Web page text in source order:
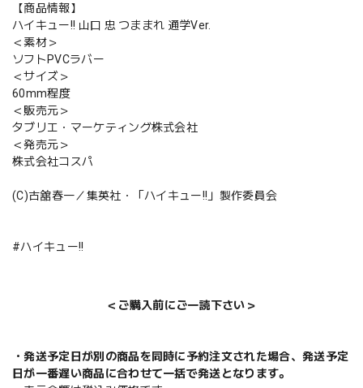
【商品情報】
ハイキュー!! 山口 忠 つままれ 通学Ver.
＜素材＞
ソフトPVCラバー
＜サイズ＞
60mm程度
＜販売元＞
タブリエ・マーケティング株式会社
＜発売元＞
株式会社コスパ
(C)古舘春一／集英社・「ハイキュー!!」製作委員会
#ハイキュー!!
＜ご購入前にご一読下さい＞
・発送予定日が別の商品を同時に予約注文された場合、発送予定
日が一番遅い商品に合わせて一括で発送となります。